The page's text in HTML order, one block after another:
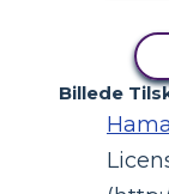
Billede